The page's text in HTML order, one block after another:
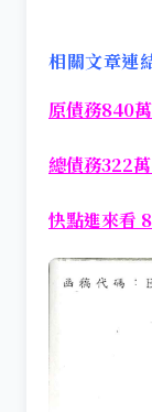
相關文章連
原債務840
總債務322
快點進來看